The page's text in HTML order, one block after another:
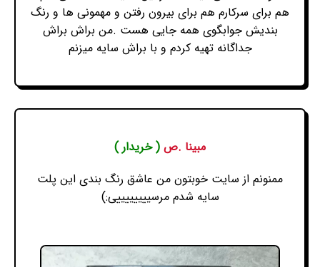
هم برای سرکارم هم برای بیرون رفتن و مهمونی ها و رنگ
بندیش جوابگوی همه جایی هست .من براش براش
جداگانه تهیه کردم و با براش سایه میزنم
مبینا .ص ( خریدار )
ممنونم از سایت خوبتون من عاشق رنگ بندی این پلت
سایه شدم مرسییییییییی:)